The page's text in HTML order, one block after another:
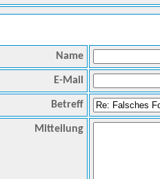
Name
E-Mail
Betreff
Mitteilung